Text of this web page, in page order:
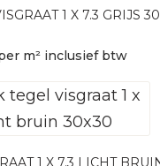
1 X 7.3 GRIJS
m² inclusief btw
1 X 7.3 LICHT